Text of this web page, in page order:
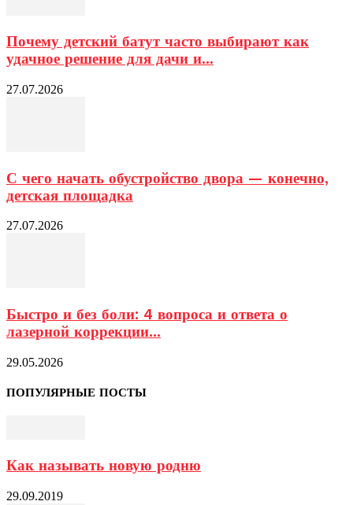
Почему детский батут часто выбирают как
удачное решение для дачи и...
27.07.2026
С чего начать обустройство двора — конечно,
детская площадка
27.07.2026
Быстро и без боли: 4 вопроса и ответа о
лазерной коррекции...
29.05.2026
ПОПУЛЯРНЫЕ ПОСТЫ
Как называть новую родню
29.09.2019